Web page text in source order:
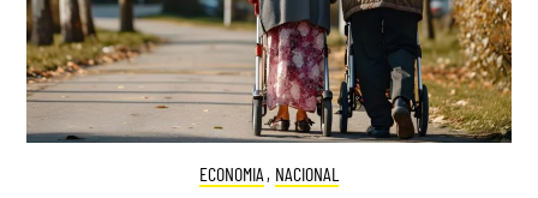
ECONOMIA , NACIONAL